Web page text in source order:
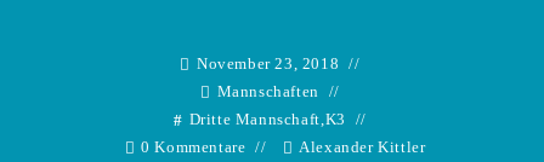
November 23, 2018
Mannschaften
Dritte Mannschaft,K3
0 Kommentare
Alexander Kittler